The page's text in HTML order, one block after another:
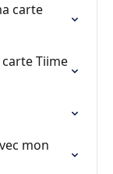
carte
Tiime
mon